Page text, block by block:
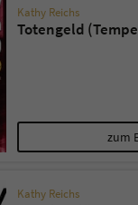
Kathy Reichs
Totengeld
zum
Kathy Reichs